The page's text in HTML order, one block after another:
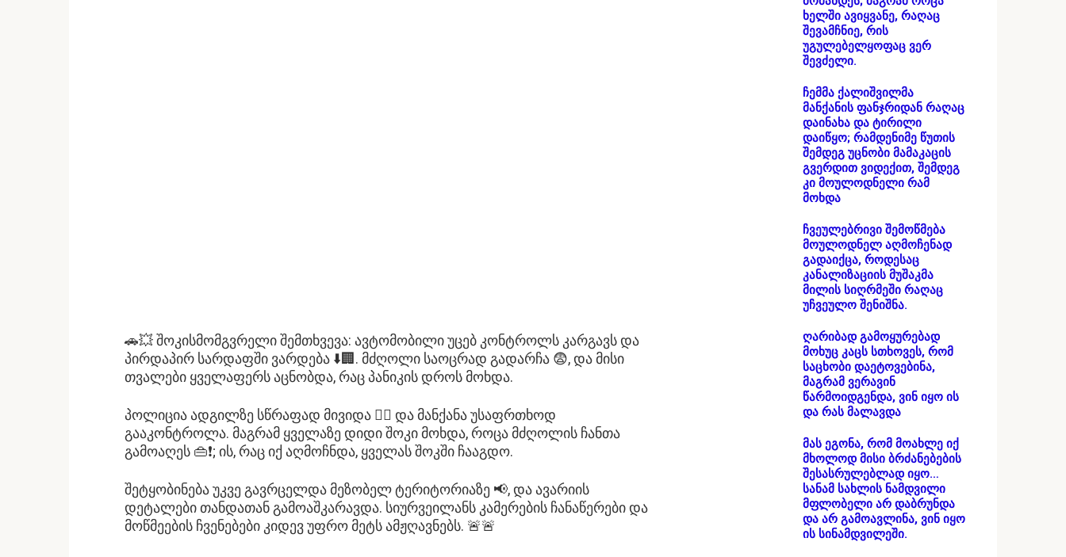
🚗💥 შოკისმომგვრელი შემთხვევა: ავტომობილი უცებ კონტროლს კარგავს და
პირდაპირ სარდაფში ვარდება ⬇️🏢. მძღოლი საოცრად გადარჩა 😨, და მისი
თვალები ყველაფერს აცნობდა, რაც პანიკის დროს მოხდა.
პოლიცია ადგილზე სწრაფად მივიდა 👮‍♂️ და მანქანა უსაფრთხოდ
გააკონტროლა. მაგრამ ყველაზე დიდი შოკი მოხდა, როცა მძღოლის ჩანთა
გამოაღეს 👜❗; ის, რაც იქ აღმოჩნდა, ყველას შოკში ჩააგდო.
შეტყობინება უკვე გავრცელდა მეზობელ ტერიტორიაზე 📢, და ავარიის
დეტალები თანდათან გამოაშკარავდა. სიურვეილანს კამერების ჩანაწერები და
მოწმეების ჩვენებები კიდევ უფრო მეტს ამჟღავნებს. 🚨🚨
ხელში ავიყვანე, რაღაც
შევამჩნიე, რის
უგულებელყოფაც ვერ
შევძელი.
ჩემმა ქალიშვილმა
მანქანის ფანჯრიდან რაღაც
დაინახა და ტირილი
დაიწყო; რამდენიმე წუთის
შემდეგ უცნობი მამაკაცის
გვერდით ვიდექით, შემდეგ
კი მოულოდნელი რამ
მოხდა
ჩვეულებრივი შემოწმება
მოულოდნელ აღმოჩენად
გადაიქცა, როდესაც
კანალიზაციის მუშაკმა
მილის სიღრმეში რაღაც
უჩვეულო შენიშნა.
ღარიბად გამოყურებად
მოხუც კაცს სთხოვეს, რომ
საცხობი დაეტოვებინა,
მაგრამ ვერავინ
წარმოიდგენდა, ვინ იყო ის
და რას მალავდა
მას ეგონა, რომ მოახლე იქ
მხოლოდ მისი ბრძანებების
შესასრულებლად იყო…
სანამ სახლის ნამდვილი
მფლობელი არ დაბრუნდა
და არ გამოავლინა, ვინ იყო
ის სინამდვილეში.